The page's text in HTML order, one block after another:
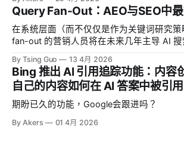
GEO，即 Generative Engine Optimization
否被豆包、DeepSeek、Kimi、通义千问、
成式
TechRadar）。
Query Fan-Out：AEO与SEO中
在系统层面（而不仅仅是作为关键词研究
fan-out 的营销人员将在未来几年主导 AI 搜
By Tsing Guo 13 4月 2026
Bing 推出 AI 引用追踪功能：内容
自己的内容如何在 AI 答案中被引用
期盼已久的功能，Google会跟进吗？
By Akers 01 4月 2026